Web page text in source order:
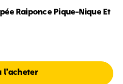
Raiponce Pique-Nique Et
l'acheter